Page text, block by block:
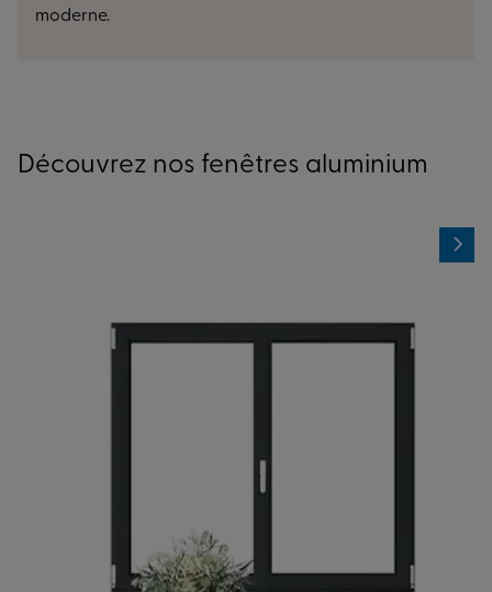
moderne.
Découvrez nos fenêtres aluminium